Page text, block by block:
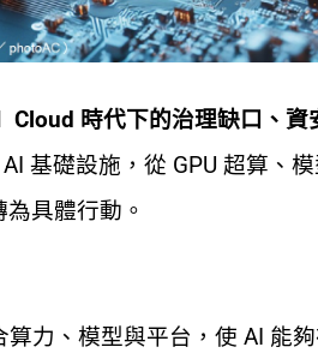
Cloud 時代下的治理缺口、資
基礎設施，從 GPU 超算、
具體行動。
力、模型與平台，使 AI 能